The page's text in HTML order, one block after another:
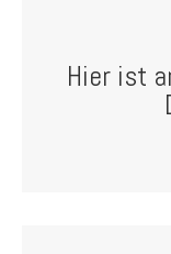
Hier ist